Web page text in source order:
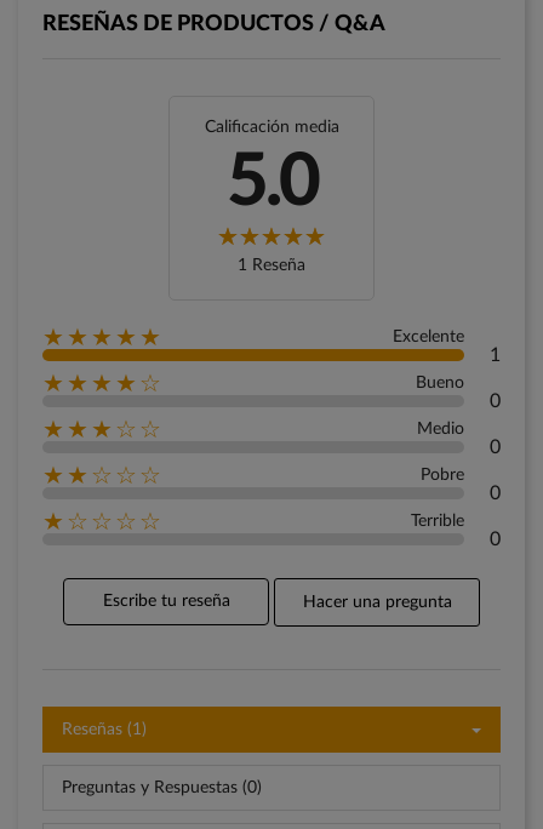
RESEÑAS DE PRODUCTOS / Q&A
Calificación media
5.0
1 Reseña
★★★★★ Excelente
1
★★★★☆ Bueno
0
★★★☆☆ Medio
0
★★☆☆☆ Pobre
0
★☆☆☆☆ Terrible
0
Escribe tu reseña Hacer una pregunta
Reseñas (1)
Preguntas y Respuestas (0)